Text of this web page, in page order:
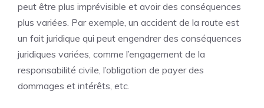
peut être plus imprévisible et avoir des conséquences
plus variées. Par exemple, un accident de la route est
un fait juridique qui peut engendrer des conséquences
juridiques variées, comme l’engagement de la
responsabilité civile, l’obligation de payer des
dommages et intérêts, etc.